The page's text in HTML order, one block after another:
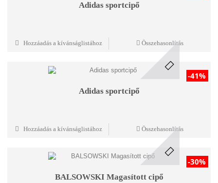
Adidas sportcipő
Hozzáadás a kívánságlistához Összehasonlítás
Adidas sportcipő
-41%
Hozzáadás a kívánságlistához Összehasonlítás
BALSOWSKI Magasított cipő
-30%